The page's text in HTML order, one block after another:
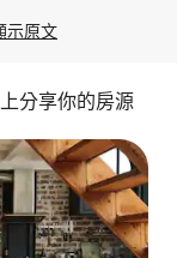
示原文
分享你的房源